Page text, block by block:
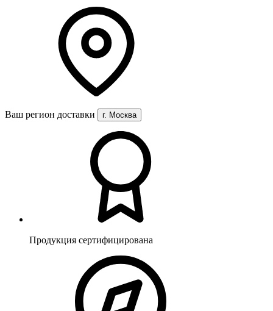
Ваш регион доставки г. Москва
Продукция сертифицирована